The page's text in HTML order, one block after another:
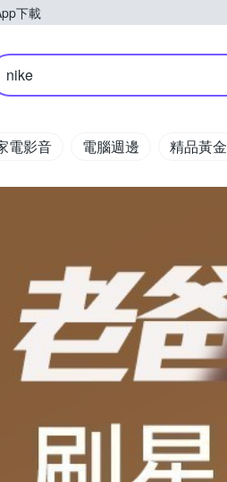
下載
購物中心
nike
電影音 電腦週邊 精品黃金